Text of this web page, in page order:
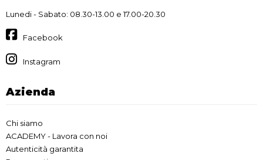
Lunedi - Sabato: 08.30-13.00 e 17.00-20.30
Facebook
Instagram
Azienda
Chi siamo
ACADEMY - Lavora con noi
Autenticità garantita